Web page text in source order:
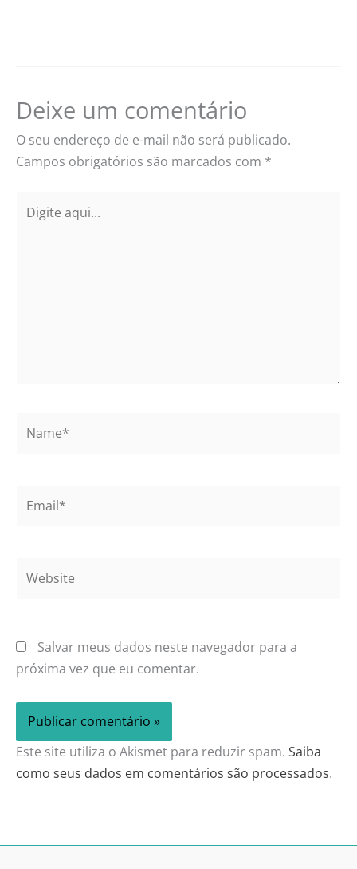
Deixe um comentário
O seu endereço de e-mail não será publicado.
Campos obrigatórios são marcados com *
aqui...
Salvar meus dados neste navegador para a
próxima vez que eu comentar.
Este site utiliza o Akismet para reduzir spam. Saiba
como seus dados em comentários são processados.